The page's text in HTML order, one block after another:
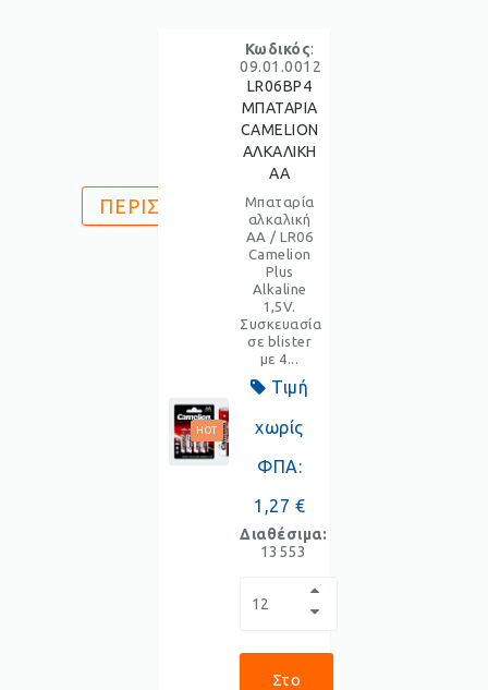
ΠΕΡΙΣΣΟΤΕΡΑ
HOT
Κωδικός:
09.01.0012
LR06BP4
ΜΠΑΤΑΡΙΑ
CAMELION
ΑΛΚΑΛΙΚΗ
AA
Μπαταρία
αλκαλική
ΑΑ / LR06
Camelion
Plus
Alkaline
1,5V.
Συσκευασία
σε blister
με 4...
Τιμή
χωρίς
ΦΠΑ:
1,27 €
Διαθέσιμα:
13553
Στο